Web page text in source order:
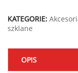
KATEGORIE:
szklane
OPIS